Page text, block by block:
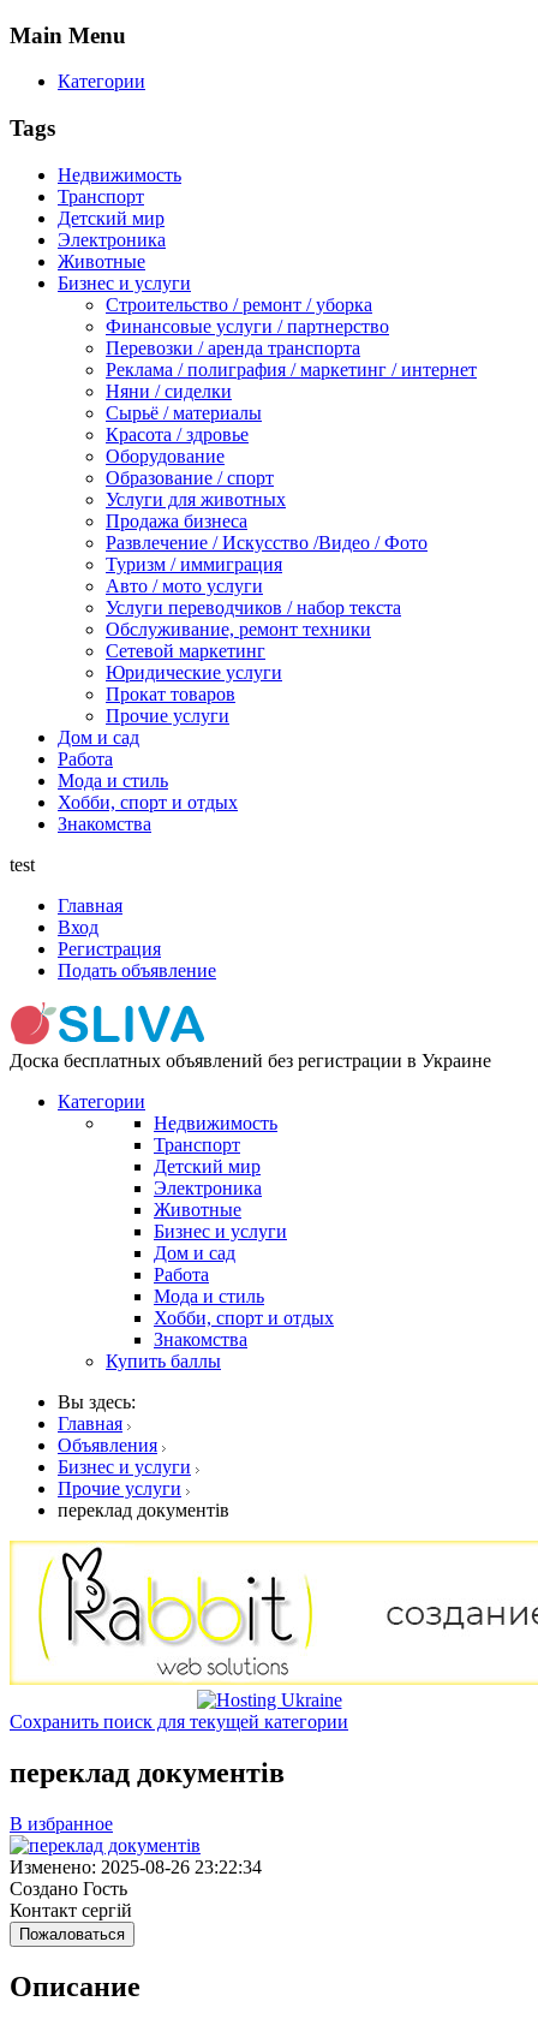
Main Menu
Категории
Tags
Недвижимость
Транспорт
Детский мир
Электроника
Животные
Бизнес и услуги
Строительство / ремонт / уборка
Финансовые услуги / партнерство
Перевозки / аренда транспорта
Реклама / полиграфия / маркетинг / интернет
Няни / сиделки
Сырьё / материалы
Красота / здровье
Оборудование
Образование / спорт
Услуги для животных
Продажа бизнеса
Развлечение / Искусство /Видео / Фото
Туризм / иммиграция
Авто / мото услуги
Услуги переводчиков / набор текста
Обслуживание, ремонт техники
Сетевой маркетинг
Юридические услуги
Прокат товаров
Прочие услуги
Дом и сад
Работа
Мода и стиль
Хобби, спорт и отдых
Знакомства
test
Главная
Вход
Регистрация
Подать объявление
Доска бесплатных объявлений без регистрации в Украине
Категории
Недвижимость
Транспорт
Детский мир
Электроника
Животные
Бизнес и услуги
Дом и сад
Работа
Мода и стиль
Хобби, спорт и отдых
Знакомства
Купить баллы
Вы здесь:
Главная
Объявления
Бизнес и услуги
Прочие услуги
переклад документів
Сохранить поиск для текущей категории
переклад документів
В избранное
Изменено: 2025-08-26 23:22:34
Создано Гость
Контакт сергій
Пожаловаться
Описание